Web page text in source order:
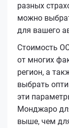
разных
можно
для вашего
Стоимость
от многих
регион, а
выбрать
эти
Монджаро
выше, чем